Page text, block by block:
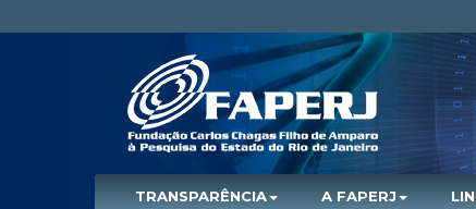
TRANSPARÊNCIA A FAPERJ